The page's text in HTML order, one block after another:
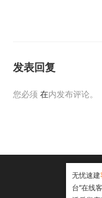
发表回复
您必须在内发布评论。
无忧速建
台“在线